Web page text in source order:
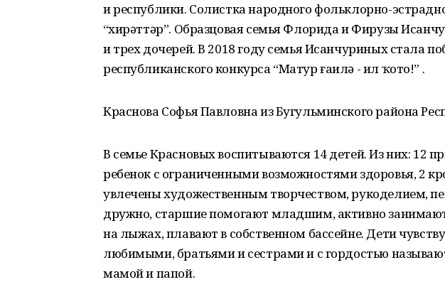
и республики. Солистка народного фольклорно-
“Әхирәттәр”. Образцовая семья Флорида и Фирузы
и трех дочерей. В 2018 году семья Исанчуриных стала
республиканского конкурса “Матур ғаилә - ил ҡото!” .
Краснова Софья Павловна из Бугульминского района
В семье Красновых воспитываются 14 детей. Из них: 12
ребенок с ограниченными возможностями здоровья, 2
увлечены художественным творчеством, рукоделием,
дружно, старшие помогают младшим, активно
на лыжах, плавают в собственном бассейне. Дети
любимыми, братьями и сестрами и с гордостью
мамой и папой.